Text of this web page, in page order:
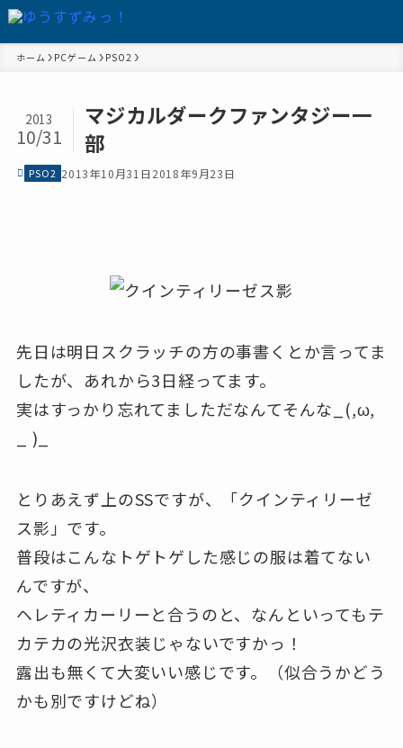
ホーム PCゲーム PSO2
マジカルダークファンタジー一
部
2013
10/31
PSO2 2013年10月31日2018年9月23日
先日は明日スクラッチの方の事書くとか言ってま
したが、あれから3日経ってます。
実はすっかり忘れてましただなんてそんな_(,ω,
_ )_
とりあえず上のSSですが、「クインティリーゼ
ス影」です。
普段はこんなトゲトゲした感じの服は着てない
んですが、
ヘレティカーリーと合うのと、なんといってもテ
カテカの光沢衣装じゃないですかっ！
露出も無くて大変いい感じです。（似合うかどう
かも別ですけどね）